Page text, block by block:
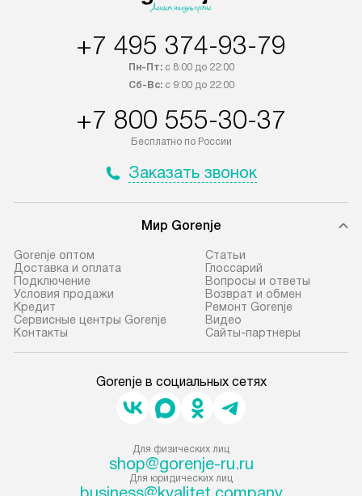
+7 495 374-93-79
Пн-Пт:с 8:00 до 22:00
Сб-Вс:с 9:00 до 22:00
+7 800 555-30-37
Бесплатно по России
Заказать звонок
Мир Gorenje
Gorenje оптом
Доставка и оплата
Подключение
Условия продажи
Кредит
Сервисные центры Gorenje
Контакты
Cтатьи
Глоссарий
Вопросы и ответы
Возврат и обмен
Ремонт Gorenje
Видео
Сайты-партнеры
Gorenje в социальных сетях
Для физических лиц
shop@gorenje-ru.ru
Для юридических лиц